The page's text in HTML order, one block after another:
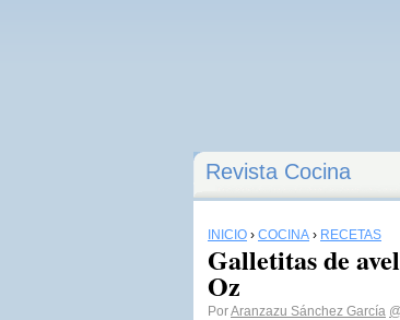
Revista Cocina
INICIO › COCINA › RECETAS
Galletitas de
Oz
PorAranzazu Sánchez García